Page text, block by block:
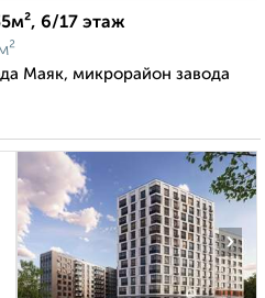
6/17 этаж
Маяк, микрорайон завода
›